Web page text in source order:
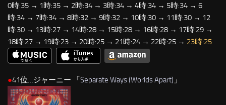
0時:35 → 1時:35 → 2時:34 → 3時:34 → 4時:34 → 5時:34 → 6
時:34 → 7時:34 → 8時:32 → 9時:32 → 10時:30 → 11時:30 → 12
時:30 → 13時:27 → 14時:28 → 15時:28 → 16時:28 → 17時:29 →
18時:27 → 19時:23 → 20時:25 → 21時:24 → 22時:25 → 23時:25
●41位…ジャーニー 「 Separate Ways (Worlds Apart) 」